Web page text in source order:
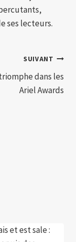
ses lecteurs.
SUIVANT
dans les
Ariel Awards